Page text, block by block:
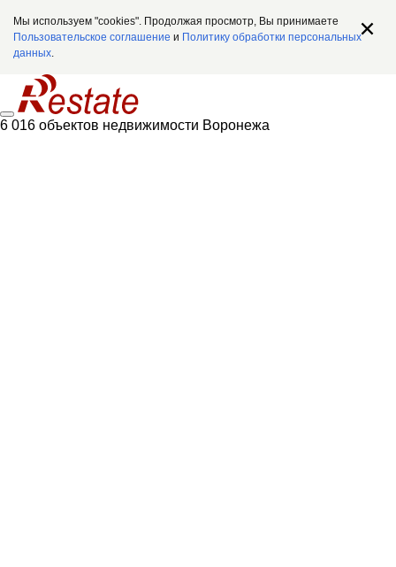
Мы используем "cookies". Продолжая просмотр, Вы принимаете
Пользовательское соглашение и Политику обработки персональных
данных.
6 016 объектов недвижимости Воронежа